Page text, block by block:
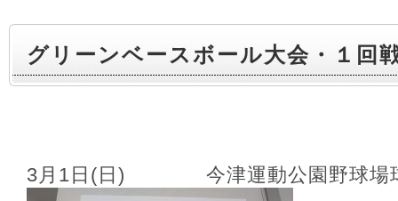
グリーンベースボール大会・１回
3月1日(日) 今津運動公園野球場